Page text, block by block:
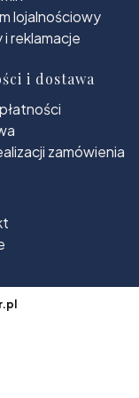
lojalnościowy
reklamacje
i dostawa
zamówienia